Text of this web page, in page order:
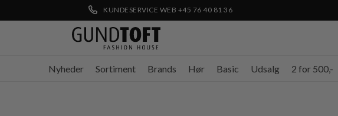
KUNDESERVICE WEB +45 76 40 81 36
Nyheder Sortiment Brands Hør Basic Udsalg 2 for 500,-